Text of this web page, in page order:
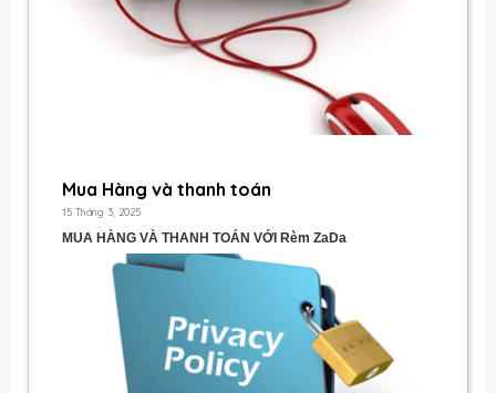
Mua Hàng và thanh toán
15 Tháng 3, 2025
MUA HÀNG VÀ THANH TOÁN VỚI Rèm ZaDa